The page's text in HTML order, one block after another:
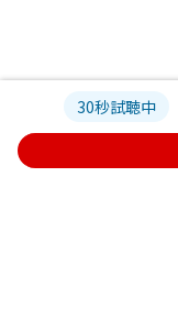
30秒試聴中